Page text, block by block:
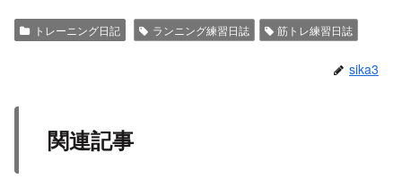
トレーニング日記 ランニング練習日誌 筋トレ練習日誌
sika3
関連記事